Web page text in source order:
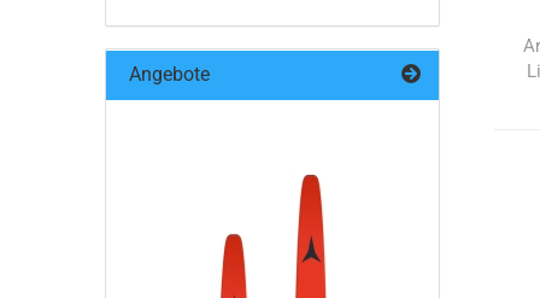
Angebote